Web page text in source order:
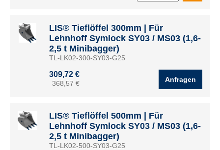
LIS® Tieflöffel 300mm | Für
Lehnhoff Symlock SY03 / MS03 (1,6-
2,5 t Minibagger)
TL-LK02-300-SY03-G25
309,72 €
368,57 € Anfragen
LIS® Tieflöffel 500mm | Für
Lehnhoff Symlock SY03 / MS03 (1,6-
2,5 t Minibagger)
TL-LK02-500-SY03-G25